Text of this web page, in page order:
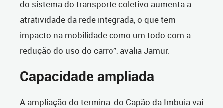
do sistema do transporte coletivo aumenta a
atratividade da rede integrada, o que tem
impacto na mobilidade como um todo com a
redução do uso do carro”, avalia Jamur.
Capacidade ampliada
A ampliação do terminal do Capão da Imbuia vai